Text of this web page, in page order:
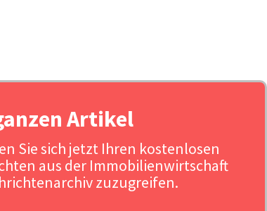
Artikel
Sie sich jetzt Ihren kostenlosen
aus der Immobilienwirtschaft
zuzugreifen.